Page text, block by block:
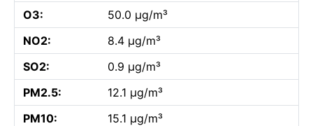
O3:
50.0 µg/m³
NO2:
8.4 µg/m³
SO2:
0.9 µg/m³
PM2.5:
12.1 µg/m³
PM10:
15.1 µg/m³